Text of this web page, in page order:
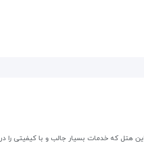
این هتل که خدمات بسیار جالب و با کیفیتی را در